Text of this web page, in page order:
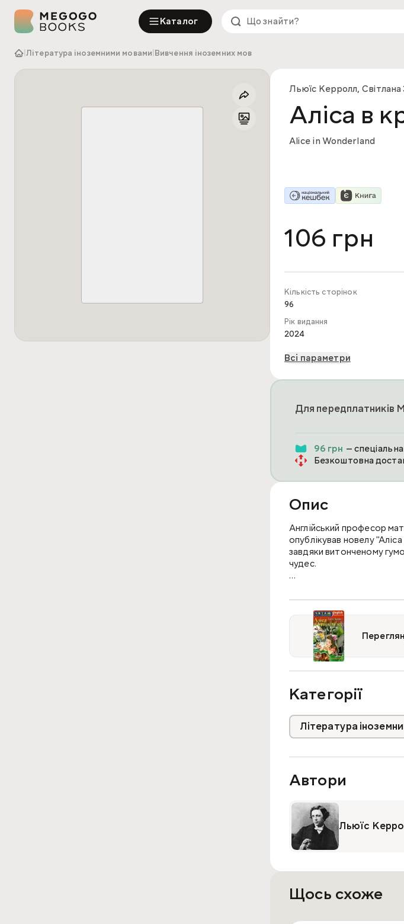
Каталог
|Література іноземними мовами Вивчення іноземних мов
Льюїс Керролл,
Аліса в
Alice in Wonderland
106 грн
Кількість сторінок
96
Рік видання
2024
Всі параметри
Для передплатників
96 грн —
Безкоштовна
Опис
Англійський професор
опублікував новелу
завдяки витонченому
чудес.
навичок мовленнєвої
гімназій, ліцеїв, а також
Категорії
Література
Автори
Льюїс
Щось схоже